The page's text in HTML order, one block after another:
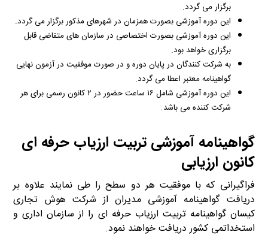
برگزار می گردد.
این دوره آموزشی بصورت همزمان در شهرهای مذکور برگزار می گردد.
این دوره آموزشی بصورت اختصاصی در سازمان های متقاضی قابل
برگزاری خواهد بود.
به شرکت کنندگان در پایان دوره و در صورت موفقیت در آزمون نهایی
گواهینامه معتبر اعطا می گردد.
این دوره آموزشی شامل ۱۶ ساعت حضور در ۲ کانون رسمی برای هر
شرکت کننده می باشد.
گواهینامه آموزشی تربیت ارزیاب حرفه ای
کانون ارزیابی
فراگیرانی که با موفقیت هر دو سطح را طی نمایند علاوه بر
دریافت گواهینامه آموزشی مدیران از شرکت هوش تجاری
کیسان گواهینامه تربیت ارزیاب حرفه ای را از سازمان اداری و
استخداتمی کشور دریافت خواهند نمود.